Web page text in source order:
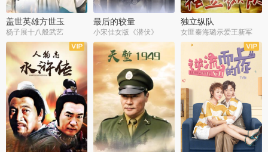
盖世英雄方世玉
杨子展十八般武艺
最后的较量
小宋佳女版《潜伏》
独立纵队
女匪秦海璐示爱王新军
全40集
全30集 全43集